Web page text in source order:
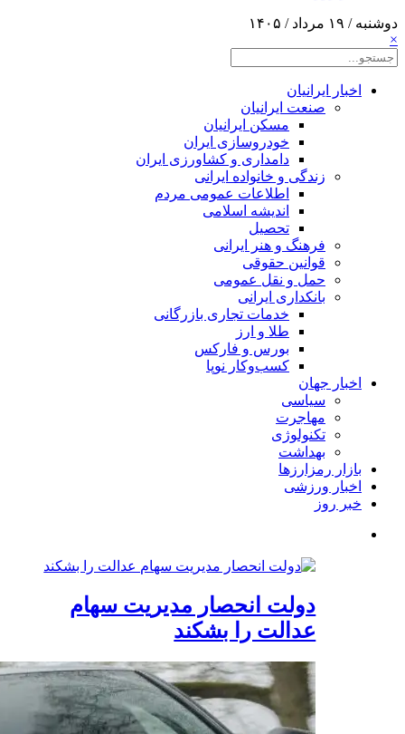
دوشنبه / ۱۹ مرداد / ۱۴۰۵
×
اخبار ایرانیان
صنعت ایرانیان
مسکن ایرانیان
خودروسازی ایران
دامداری و کشاورزی ایران
زندگی و خانواده ایرانی
اطلاعات عمومی مردم
اندیشه اسلامی
تحصیل
فرهنگ و هنر ایرانی
قوانین حقوقی
حمل و نقل عمومی
بانکداری ایرانی
خدمات تجاری بازرگانی
طلا و ارز
بورس و فارکس
کسب‌وکار نوپا
اخبار جهان
سیاسی
مهاجرت
تکنولوژی
بهداشت
بازار رمزارزها
اخبار ورزشی
خبر روز
دولت انحصار مدیریت سهام
عدالت را بشکند